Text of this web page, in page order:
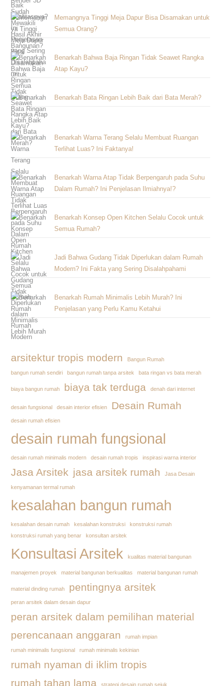
Memangnya Tinggi Meja Dapur Bisa Disamakan untuk
Semua Orang?
Benarkah Bahwa Baja Ringan Tidak Seawet Rangka
Atap Kayu?
Benarkah Bata Ringan Lebih Baik dari Bata Merah?
Benarkah Warna Terang Selalu Membuat Ruangan
Terlihat Luas? Ini Faktanya!
Benarkah Warna Atap Tidak Berpengaruh pada Suhu
Dalam Rumah? Ini Penjelasan Ilmiahnya!?
Benarkah Konsep Open Kitchen Selalu Cocok untuk
Semua Rumah?
Jadi Bahwa Gudang Tidak Diperlukan dalam Rumah
Modern? Ini Fakta yang Sering Disalahpahami
Benarkah Rumah Minimalis Lebih Murah? Ini
Penjelasan yang Perlu Kamu Ketahui
arsitektur tropis modern Bangun Rumah
bangun rumah sendiri bangun rumah tanpa arsitek bata ringan vs bata merah
biaya bangun rumah biaya tak terduga denah dari internet
desain fungsional desain interior efisien Desain Rumah
desain rumah efisien
desain rumah fungsional
desain rumah minimalis modern desain rumah tropis inspirasi warna interior
Jasa Arsitek jasa arsitek rumah Jasa Desain
kenyamanan termal rumah
kesalahan bangun rumah
kesalahan desain rumah kesalahan konstruksi
konstruksi rumah
konstruksi rumah yang benar
konsultan arsitek
Konsultasi Arsitek kualitas material bangunan
manajemen proyek material bangunan berkualitas material bangunan rumah
material dinding rumah pentingnya arsitek
peran arsitek dalam desain dapur
peran arsitek dalam pemilihan material
perencanaan anggaran
rumah impian
rumah minimalis fungsional rumah minimalis kekinian
rumah nyaman di iklim tropis
rumah tahan lama
strategi desain rumah sejuk